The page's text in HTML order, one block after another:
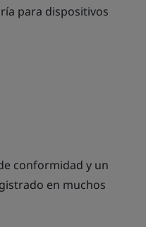
para dispositivos
conformidad y un
en muchos